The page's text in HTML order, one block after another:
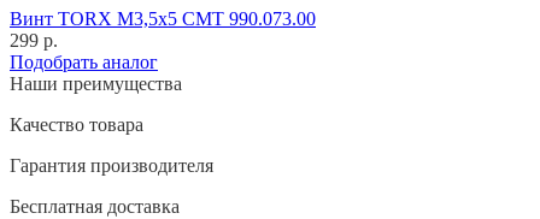
Винт TORX M3,5x5 CMT 990.073.00
299 р.
Подобрать аналог
Наши преимущества
Качество товара
Гарантия производителя
Бесплатная доставка